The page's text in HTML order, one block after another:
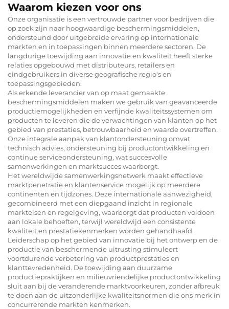
Waarom kiezen voor ons
Onze organisatie is een vertrouwde partner voor bedrijven die
op zoek zijn naar hoogwaardige beschermingsmiddelen,
ondersteund door uitgebreide ervaring op internationale
markten en in toepassingen binnen meerdere sectoren. De
langdurige toewijding aan innovatie en kwaliteit heeft sterke
relaties opgebouwd met distributeurs, retailers en
eindgebruikers in diverse geografische regio's en
toepassingsgebieden.
Als erkende leverancier van op maat gemaakte
beschermingsmiddelen maken we gebruik van geavanceerde
productiemogelijkheden en verfijnde kwaliteitssystemen om
producten te leveren die de verwachtingen van klanten op het
gebied van prestaties, betrouwbaarheid en waarde overtreffen.
Onze integrale aanpak van klantondersteuning omvat
technisch advies, ondersteuning bij productontwikkeling en
continue serviceondersteuning, wat succesvolle
samenwerkingen en marktsucces waarborgt.
Het wereldwijde samenwerkingsnetwerk maakt effectieve
marktpenetratie en klantenservice mogelijk op meerdere
continenten en tijdzones. Deze internationale aanwezigheid,
gecombineerd met een diepgaand inzicht in regionale
markteisen en regelgeving, waarborgt dat producten voldoen
aan lokale behoeften, terwijl wereldwijd een consistente
kwaliteit en prestatiekenmerken worden gehandhaafd.
Leiderschap op het gebied van innovatie bij het ontwerp en de
productie van beschermende uitrusting stimuleert
voortdurende verbetering van productprestaties en
klanttevredenheid. De toewijding aan duurzame
productiepraktijken en milieuvriendelijke productontwikkeling
sluit aan bij de veranderende marktvoorkeuren, zonder afbreuk
te doen aan de uitzonderlijke kwaliteitsnormen die ons merk in
concurrerende markten kenmerken.